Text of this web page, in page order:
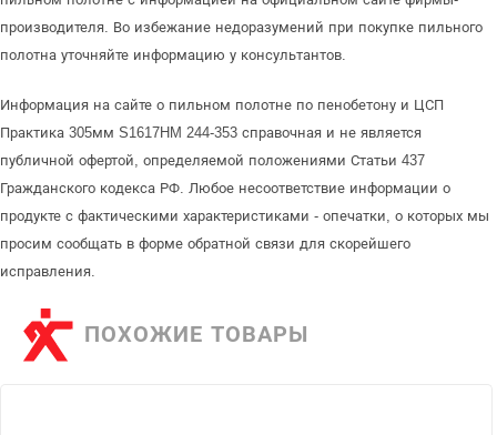
производителя. Во избежание недоразумений при покупке пильного
полотна уточняйте информацию у консультантов.
Информация на сайте о пильном полотне по пенобетону и ЦСП
Практика 305мм S1617HM 244-353 справочная и не является
публичной офертой, определяемой положениями Статьи 437
Гражданского кодекса РФ. Любое несоответствие информации о
продукте с фактическими характеристиками - опечатки, о которых мы
просим сообщать в форме обратной связи для скорейшего
исправления.
ПОХОЖИЕ ТОВАРЫ